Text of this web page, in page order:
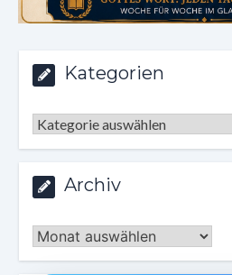
Kategorien
Kategorien
Archiv
Archiv